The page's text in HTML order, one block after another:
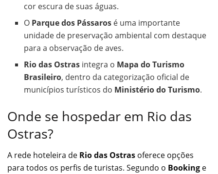
cor escura de suas águas.
O Parque dos Pássaros é uma importante
unidade de preservação ambiental com destaque
para a observação de aves.
Rio das Ostras integra o Mapa do Turismo
Brasileiro, dentro da categorização oficial de
municípios turísticos do Ministério do Turismo.
Onde se hospedar em Rio das
Ostras?
A rede hoteleira de Rio das Ostras oferece opções
para todos os perfis de turistas. Segundo o Booking e